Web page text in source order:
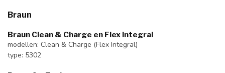
Braun
Braun Clean & Charge en Flex Integral
modellen: Clean & Charge (Flex Integral)
type: 5302